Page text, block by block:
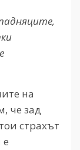
на
че зад
страхът
е